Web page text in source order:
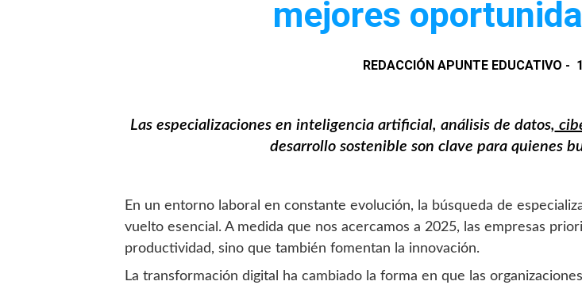
mejores
REDACCIÓN APUNTE EDUCATIVO -
Las especializaciones en inteligencia artificial, análisis de datos,
desarrollo sostenible son clave para quienes
En un entorno laboral en constante evolución, la búsqueda de
vuelto esencial. A medida que nos acercamos a 2025, las empresas
productividad, sino que también fomentan la innovación.
La transformación digital ha cambiado la forma en que las